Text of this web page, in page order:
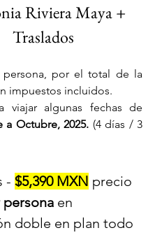
Riviera Maya +
Traslados
persona, por el total de la
impuestos incluidos.
viajar algunas fechas de
a Octubre, 2025. (4 días / 3
- $5,390 MXN precio
en
doble en plan todo